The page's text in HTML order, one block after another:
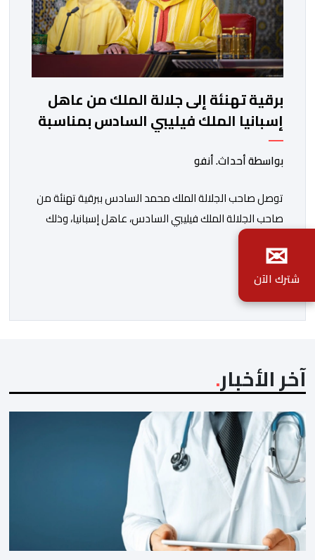
برقية تهنئة إلى جلالة الملك من عاهل
إسبانيا الملك فيليبي السادس بمناسبة
عيد العرش المجيد
بواسطة أحداث. أنفو
توصل صاحب الجلالة الملك محمد السادس ببرقية تهنئة من
صاحب الجلالة الملك فيليبي السادس، عاهل إسبانيا، وذلك
بمناسبة الذكرى السابعة والعشرين لتربع جلالته على عرش
أسلافه المنعمين. وأعرب العاهل الإسباني، في هذه البرقية،
باسمه الخاص وباسم الحكومة والشعب الإسبانيين، عن أحر
تهانيه وأطيب تمنياته بالسعادة والصحة لشقيقه جلالة
الملك، وبالمزيد من الازدهار والرفاه للشعب المغربي. […]
آخر الأخبار
✉
شترك الآن